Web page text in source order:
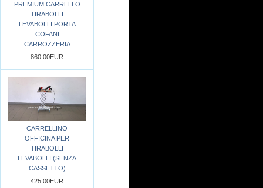
PREMIUM CARRELLO
TIRABOLLI
LEVABOLLI PORTA
COFANI
CARROZZERIA
860.00EUR
CARRELLINO
OFFICINA PER
TIRABOLLI
LEVABOLLI (SENZA
CASSETTO)
425.00EUR